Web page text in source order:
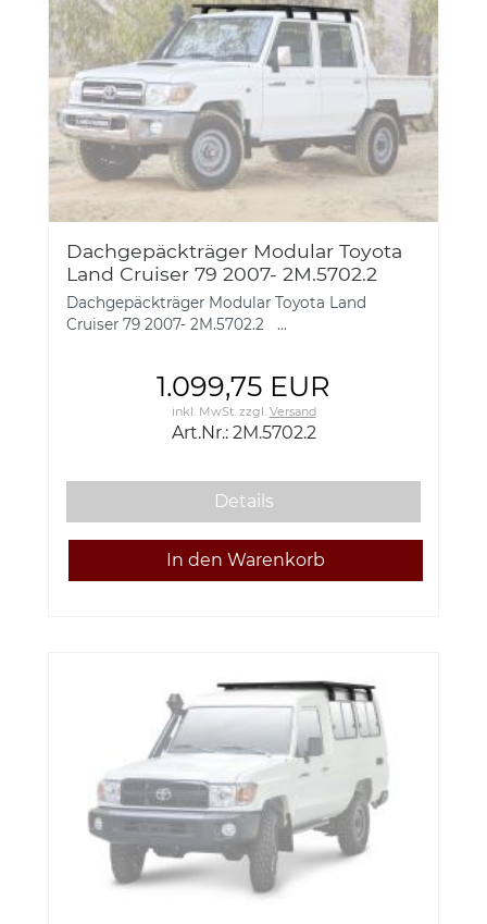
Dachgepäckträger Modular Toyota
Land Cruiser 79 2007- 2M.5702.2
Dachgepäckträger Modular Toyota Land
Cruiser 79 2007- 2M.5702.2 ...
1.099,75 EUR
inkl. MwSt.zzgl. Versand
Art.Nr.: 2M.5702.2
Details